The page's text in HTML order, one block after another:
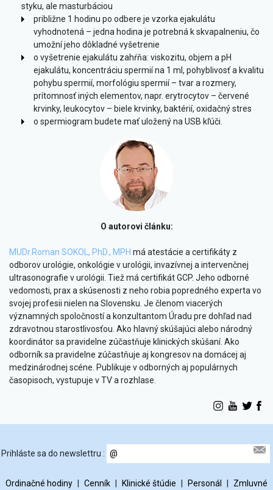
styku, ale masturbáciou
približne 1 hodinu po odbere je vzorka ejakulátu
vyhodnotená – jedna hodina je potrebná k skvapalneniu, čo
umožní jeho dôkladné vyšetrenie
o vyšetrenie ejakulátu zahŕňa: viskozitu, objem a pH
ejakulátu, koncentráciu spermií na 1 ml, pohyblivosť a kvalitu
pohybu spermií, morfológiu spermií – tvar a rozmery,
prítomnosť iných elementov, napr. erytrocytov – červené
krvinky, leukocytov – biele krvinky, baktérií, oxidačný stres
o spermiogram budete mať uložený na USB kľúči.
O autorovi článku:
MUDr.Roman SOKOL, PhD., MPH má atestácie a certifikáty z
odborov urológie, onkológie v urológii, invazívnej a intervenčnej
ultrasonografie v urológii. Tiež má certifikát GCP. Jeho odborné
vedomosti, prax a skúsenosti z neho robia popredného experta vo
svojej profesii nielen na Slovensku. Je členom viacerých
významných spoločností a konzultantom Úradu pre dohľad nad
zdravotnou starostlivosťou. Ako hlavný skúšajúci alebo národný
koordinátor sa pravidelne zúčastňuje klinických skúšaní. Ako
odborník sa pravidelne zúčastňuje aj kongresov na domácej aj
medzinárodnej scéne. Publikuje v odborných aj populárnych
časopisoch, vystupuje v TV a rozhlase.
Prihláste sa do newslettru :
Ordinačné hodiny Cenník Klinické štúdie Personál
Zmluvné